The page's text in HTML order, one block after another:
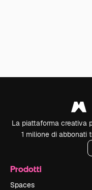
La piattaforma creativa
1 milione di abbonati
Prodotti
Spaces